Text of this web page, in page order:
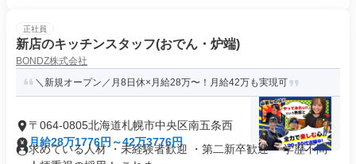
正社員
新店のキッチンスタッフ(おでん・炉端)
BONDZ株式会社
＼新規オープン／月8日休×月給28万〜！月給42万も実現可
〒064-0805北海道札幌市中央区南五条西
月給28万1776円～42万3776円
求めている人材 ・未経験者歓迎 ・第二新卒歓迎 ・学歴不問